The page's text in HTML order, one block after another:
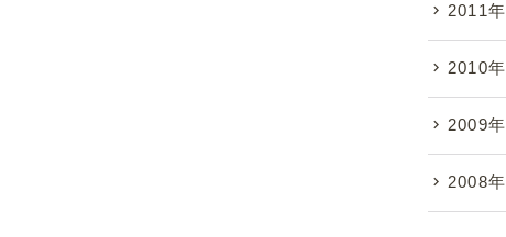
2011年
2010年
2009年
2008年